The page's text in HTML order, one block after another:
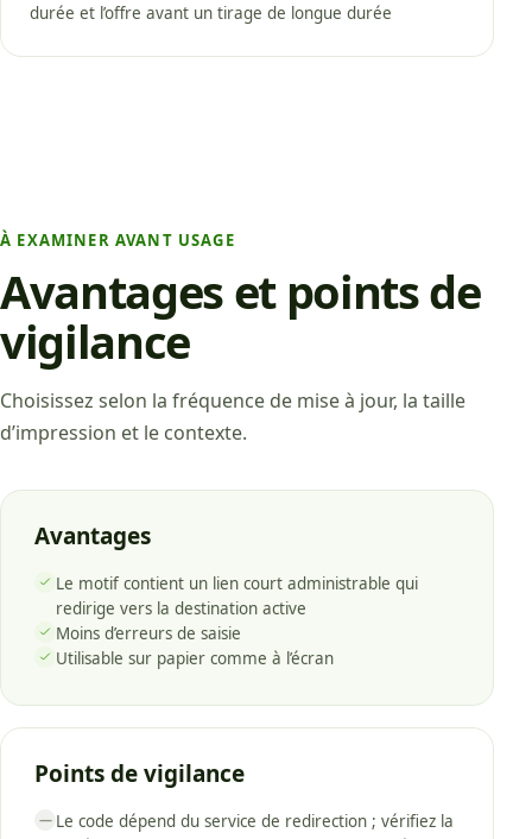
durée et l’offre avant un tirage de longue durée
À EXAMINER AVANT USAGE
Avantages et points de
vigilance
Choisissez selon la fréquence de mise à jour, la taille
d’impression et le contexte.
Avantages
Le motif contient un lien court administrable qui
redirige vers la destination active
Moins d’erreurs de saisie
Utilisable sur papier comme à l’écran
Points de vigilance
— Le code dépend du service de redirection ; vérifiez la